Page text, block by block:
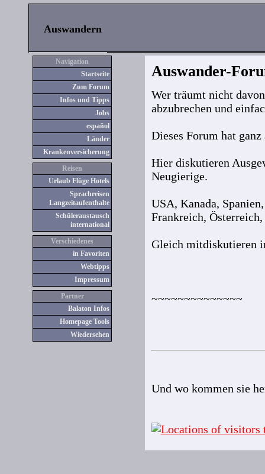
Auswandern
Auswander-
Wer träumt nicht
abzubrechen und
Dieses Forum hat
Hier diskutieren
Neugierige.
USA, Kanada,
Frankreich,
Gleich mitdiskutieren
~~~~~~~~~~~~~~
Und wo kommen sie
Navigation
Startseite
Zum Forum
Infos und Tipps
Jobs
español
Länder
Krankenversicherung
Reisen
Urlaub Flüge Hotels
Sprachreisen
Langzeitaufenthalte
Schüleraustausch
international
Verschiedenes
in Favoriten
Webtipps
Impressum
Partner
Balaton Infos
Homepage Tools
Wiedersehen